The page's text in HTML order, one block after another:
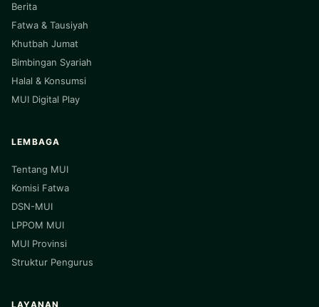
Berita
Fatwa & Tausiyah
Khutbah Jumat
Bimbingan Syariah
Halal & Konsumsi
MUI Digital Play
LEMBAGA
Tentang MUI
Komisi Fatwa
DSN-MUI
LPPOM MUI
MUI Provinsi
Struktur Pengurus
LAYANAN